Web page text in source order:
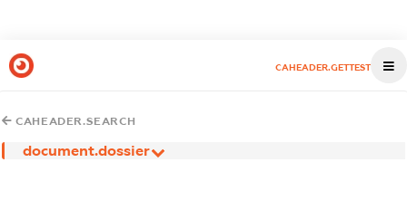
CAHEADER.GETTEST
CAHEADER.SEARCH
document.dossier